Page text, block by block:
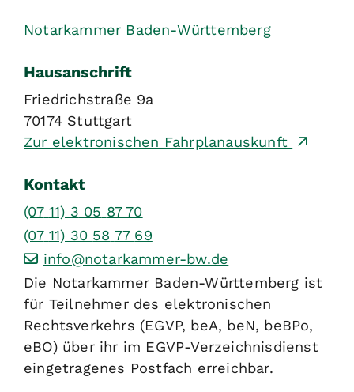
Notarkammer Baden-Württemberg
Hausanschrift
Friedrichstraße 9a
70174 Stuttgart
Zur elektronischen Fahrplanauskunft
Kontakt
(07 11) 3 05 87 70
(07 11) 30 58 77 69
info@notarkammer-bw.de
Die Notarkammer Baden-Württemberg ist
für Teilnehmer des elektronischen
Rechtsverkehrs (EGVP, beA, beN, beBPo,
eBO) über ihr im EGVP-Verzeichnisdienst
eingetragenes Postfach erreichbar.